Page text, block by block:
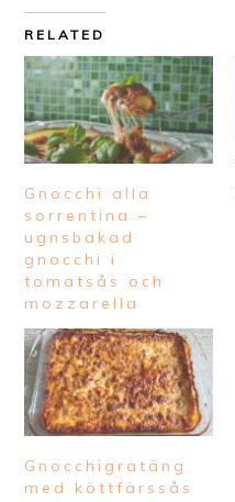
RELATED
Gnocchi alla
sorrentina –
ugnsbakad
gnocchi i
tomatsås och
mozzarella
Gnocchigratäng
med köttfärssås